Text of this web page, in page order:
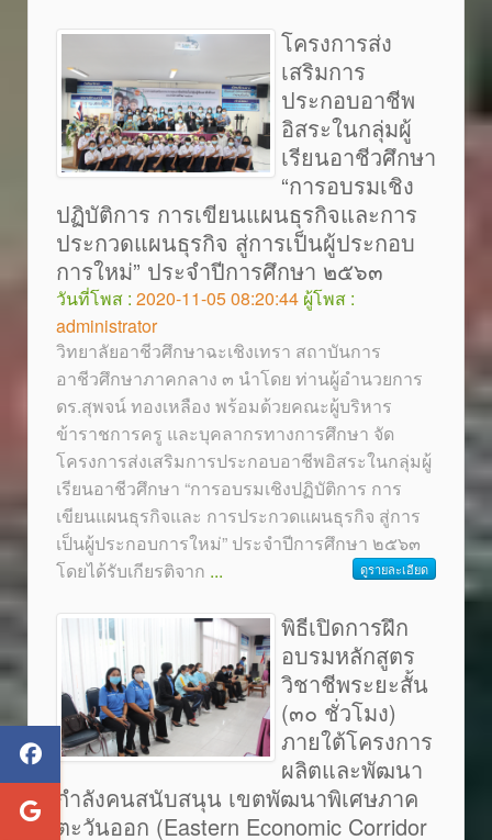
โครงการส่ง
เสริมการ
ประกอบอาชีพ
อิสระในกลุ่มผู้
เรียนอาชีวศึกษา
“การอบรมเชิง
ปฏิบัติการ การเขียนแผนธุรกิจและการ
ประกวดแผนธุรกิจ สู่การเป็นผู้ประกอบ
การใหม่” ประจำปีการศึกษา ๒๕๖๓
วันที่โพส : 2020-11-05 08:20:44 ผู้โพส :
administrator
วิทยาลัยอาชีวศึกษาฉะเชิงเทรา สถาบันการ
อาชีวศึกษาภาคกลาง ๓ นำโดย ท่านผู้อำนวยการ
ดร.สุพจน์ ทองเหลือง พร้อมด้วยคณะผู้บริหาร
ข้าราชการครู และบุคลากรทางการศึกษา จัด
โครงการส่งเสริมการประกอบอาชีพอิสระในกลุ่มผู้
เรียนอาชีวศึกษา “การอบรมเชิงปฏิบัติการ การ
เขียนแผนธุรกิจและ การประกวดแผนธุรกิจ สู่การ
เป็นผู้ประกอบการใหม่” ประจำปีการศึกษา ๒๕๖๓
โดยได้รับเกียรติจาก ... ดูรายละเอียด
พิธีเปิดการฝึก
อบรมหลักสูตร
วิชาชีพระยะสั้น
(๓๐ ชั่วโมง)
ภายใต้โครงการ
ผลิตและพัฒนา
กำลังคนสนับสนุน เขตพัฒนาพิเศษภาค
ตะวันออก (Eastern Economic Corridor